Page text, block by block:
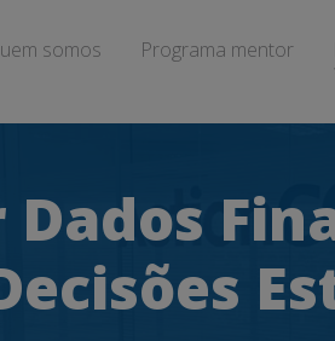
somos Programa mentor
Dados